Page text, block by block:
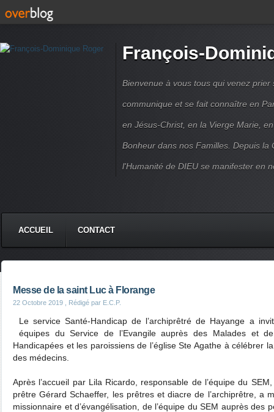
François-
Bienvenue à vous tous qui venez prier
communique et se fait connaître en
en Jésus-Christ, en la Vierge Marie,
Bonheur dans nos Familles. Depuis la
l'Humanité de DIEU se manifester en
ACCUEIL CONTACT
Messe de la saint Luc à Florange
22 Octobre 2019 , Rédigé par E.C.P.
Le service Santé-Handicap de l’archiprêtré de Hayange a
équipes du Service de l’Evangile auprès des Malades et
Handicapées et les paroissiens de l’église Ste Agathe à célébrer
des médecins.
Après l’accueil par Lila Ricardo, responsable de l’équipe du
prêtre Gérard Schaeffer, les prêtres et diacre de l’archiprêtre, a
missionnaire et d’évangélisation, de l’équipe du SEM auprès des